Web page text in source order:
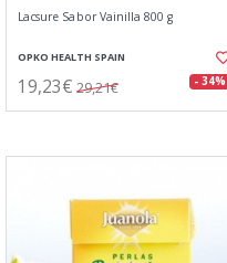
Lacsure Sabor Vainilla 800 g
OPKO HEALTH SPAIN
19,23€ 29,21€ - 34%